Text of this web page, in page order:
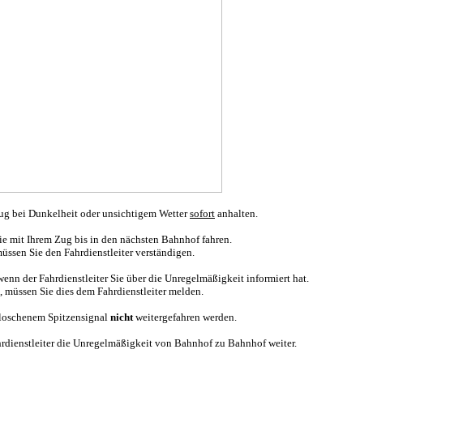
bei Dunkelheit oder unsichtigem Wettersofort anhalten.
mit Ihrem Zug bis in den nächsten Bahnhof fahren.
Sie den Fahrdienstleiter verständigen.
der Fahrdienstleiter Sie über die Unregelmäßigkeit informiert hat.
Sie dies dem Fahrdienstleiter melden.
Spitzensignal nichtweitergefahren werden.
die Unregelmäßigkeit von Bahnhof zu Bahnhof weiter.